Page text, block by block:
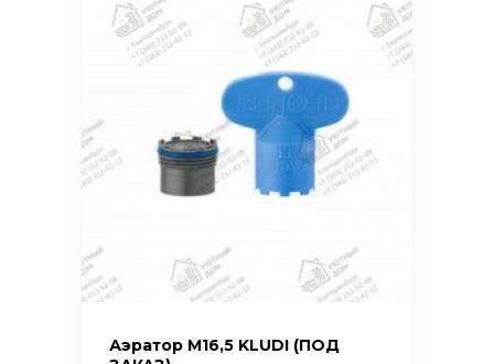
Аэратор M16,5 KLUDI (ПОД